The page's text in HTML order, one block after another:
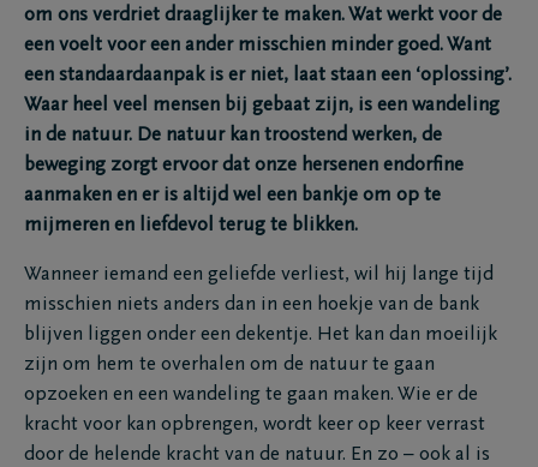
om ons verdriet draaglijker te maken. Wat werkt voor de
een voelt voor een ander misschien minder goed. Want
een standaardaanpak is er niet, laat staan een ‘oplossing’.
Waar heel veel mensen bij gebaat zijn, is een wandeling
in de natuur. De natuur kan troostend werken, de
beweging zorgt ervoor dat onze hersenen endorfine
aanmaken en er is altijd wel een bankje om op te
mijmeren en liefdevol terug te blikken.
Wanneer iemand een geliefde verliest, wil hij lange tijd
misschien niets anders dan in een hoekje van de bank
blijven liggen onder een dekentje. Het kan dan moeilijk
zijn om hem te overhalen om de natuur te gaan
opzoeken en een wandeling te gaan maken. Wie er de
kracht voor kan opbrengen, wordt keer op keer verrast
door de helende kracht van de natuur. En zo – ook al is